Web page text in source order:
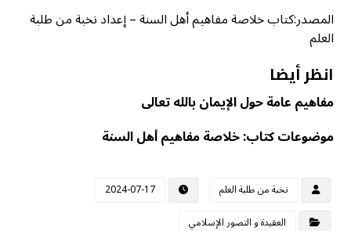
المصدر:كتاب خلاصة مفاهيم أهل السنة – إعداد نخبة من طلبة
العلم
انظر أيضا
مفاهيم عامة حول الإيمان بالله تعالى
موضوعات كتاب: خلاصة مفاهيم أهل السنة
نخبة من طلبة العلم
2024-07-17
العقيدة و التصور الإسلامي